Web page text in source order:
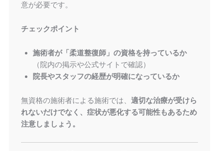
意が必要です。
チェックポイント
施術者が「柔道整復師」の資格を持っているか
（院内の掲示や公式サイトで確認）
院長やスタッフの経歴が明確になっているか
無資格の施術者による施術では、 適切な治療が受けら
れないだけでなく、症状が悪化する可能性もあるため
注意しましょう。